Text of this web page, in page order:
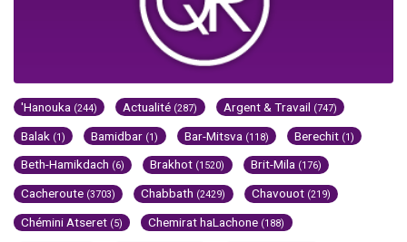
'Hanouka (244) Actualité (287) Argent & Travail (747)
Balak (1) Bamidbar (1) Bar-Mitsva (118) Berechit (1)
Beth-Hamikdach (6) Brakhot (1520) Brit-Mila (176)
Cacheroute (3703) Chabbath (2429) Chavouot (219)
Chémini Atseret (5) Chemirat haLachone (188)